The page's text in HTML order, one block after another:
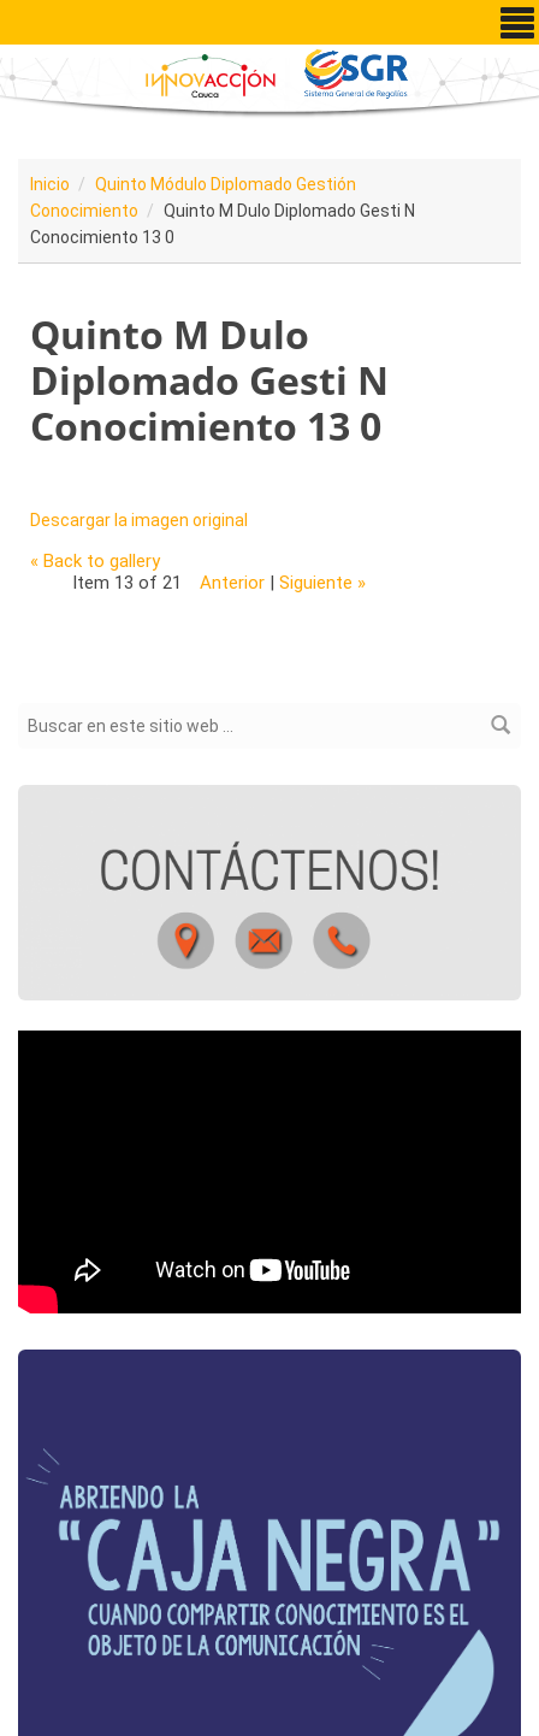
Pasar al contenido principal
Inicio
Quinto Módulo Diplomado Gestión
Conocimiento
Quinto M Dulo Diplomado Gesti N
Conocimiento 13 0
Quinto M Dulo
Diplomado Gesti N
Conocimiento 13 0
Descargar la imagen original
« Back to gallery
Item 13 of 21
Anterior| Siguiente »
Formulario de búsqueda